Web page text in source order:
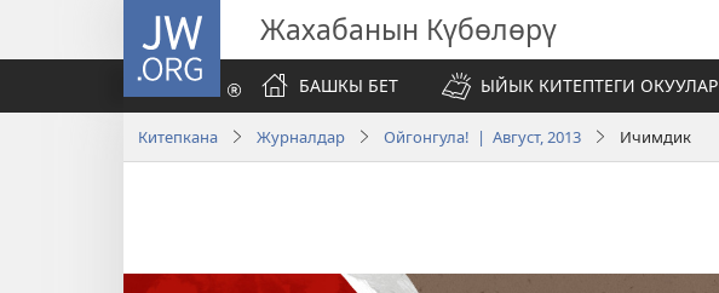
JW.ORG Жахабанын Күбөлөрү
БАШКЫ БЕТ
ЫЙЫК КИТЕПТЕГИ ОКУУЛАР
Китепкана Журналдар Ойгонгула! | Август, 2013 Ичимдик